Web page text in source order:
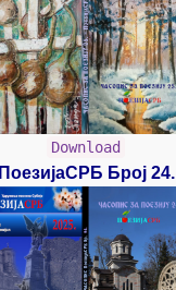
Download
ПоезијаСРБ Број 24.